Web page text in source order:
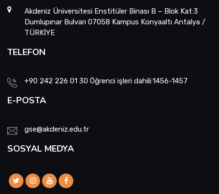
Akdeniz Üniversitesi Enstitüler Binası B – Blok Kat:3
Dumlupınar Bulvarı 07058 Kampus Konyaaltı Antalya /
TÜRKİYE
TELEFON
+90 242 226 01 30 Öğrenci işleri dahili:1456-1457
E-POSTA
gse@akdeniz.edu.tr
SOSYAL MEDYA